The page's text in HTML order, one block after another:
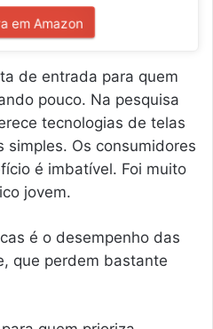
em Amazon
de entrada para quem
pouco. Na pesquisa
tecnologias de telas
simples. Os consumidores
é imbatível. Foi muito
jovem.
é o desempenho das
que perdem bastante